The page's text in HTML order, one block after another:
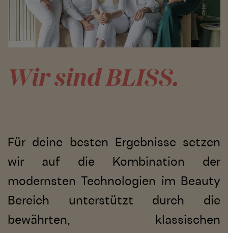
Wir sind BLISS.
Für deine besten Ergebnisse setzen
wir auf die Kombination der
modernsten Technologien im Beauty
Bereich unterstützt durch die
bewährten, klassischen